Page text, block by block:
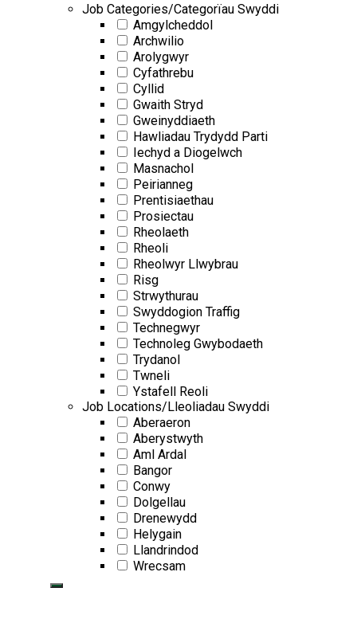
Job Categories/Categorïau Swyddi
Amgylcheddol
Archwilio
Arolygwyr
Cyfathrebu
Cyllid
Gwaith Stryd
Gweinyddiaeth
Hawliadau Trydydd Parti
Iechyd a Diogelwch
Masnachol
Peirianneg
Prentisiaethau
Prosiectau
Rheolaeth
Rheoli
Rheolwyr Llwybrau
Risg
Strwythurau
Swyddogion Traffig
Technegwyr
Technoleg Gwybodaeth
Trydanol
Twneli
Ystafell Reoli
Job Locations/Lleoliadau Swyddi
Aberaeron
Aberystwyth
Aml Ardal
Bangor
Conwy
Dolgellau
Drenewydd
Helygain
Llandrindod
Wrecsam